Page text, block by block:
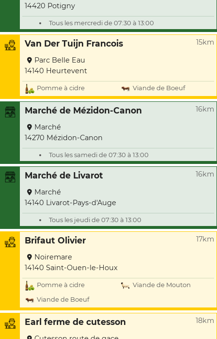
14420 Potigny
Tous les mercredi de 07:30 à 13:00
Van Der Tuijn Francois 15km
Parc Belle Eau
14140 Heurtevent
Pomme à cidre Viande de Boeuf
Marché de Mézidon-Canon 16km
Marché
14270 Mézidon-Canon
Tous les samedi de 07:30 à 13:00
Marché de Livarot 16km
Marché
14140 Livarot-Pays-d'Auge
Tous les jeudi de 07:30 à 13:00
Brifaut Olivier 17km
Noiremare
14140 Saint-Ouen-le-Houx
Pomme à cidre
Viande de Mouton
Viande de Boeuf
Earl ferme de cutesson 18km